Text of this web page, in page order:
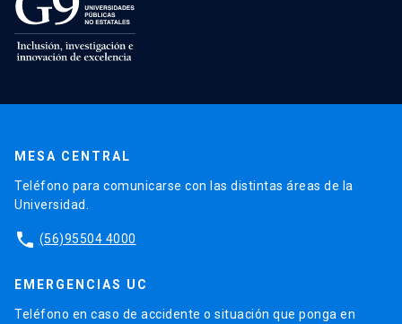
MESA CENTRAL
Teléfono para comunicarse con las distintas áreas de la
Universidad.
phone (56)95504 4000
EMERGENCIAS UC
Teléfono en caso de accidente o situación que ponga en